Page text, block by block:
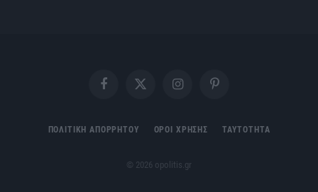
FacebookX
InstagramPinterest
ΠΟΛΙΤΙΚΗ ΑΠΟΡΡΗΤΟΥ ΟΡΟΙ ΧΡΗΣΗΣ ΤΑΥΤΟΤΗΤΑ
© 2026 opolitis.gr